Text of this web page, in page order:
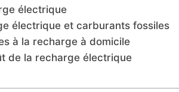
électrique
électrique et carburants fossiles
à la recharge à domicile
de la recharge électrique